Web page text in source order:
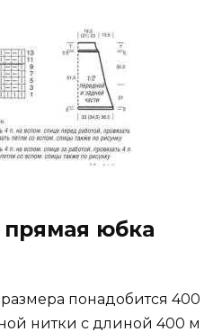
прямая юбка
понадобится 400
нитки с длиной 400 м